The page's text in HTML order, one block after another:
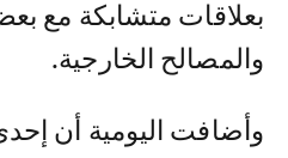
بعلاقات متشابكة مع
والمصالح الخارجية.
وأضافت اليومية أن